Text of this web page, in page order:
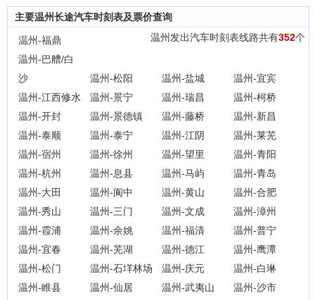
主要温州长途汽车时刻表及票价查询
温州发出汽车时刻表线路共有352个
温州-福鼎
温州-巴艚/白
沙
温州-松阳 温州-盐城
温州-宜宾
温州-江西修水
温州-景宁 温州-瑞昌
温州-柯桥
温州-开封
温州-景德镇 温州-藤桥
温州-新昌
温州-泰顺
温州-泰宁 温州-江阴
温州-莱芜
温州-宿州
温州-徐州 温州-望里
温州-青阳
温州-杭州
温州-息县 温州-马屿
温州-青岛
温州-大田
温州-阆中 温州-黄山
温州-合肥
温州-秀山
温州-三门 温州-文成
温州-漳州
温州-霞浦
温州-余姚 温州-福清
温州-普宁
温州-宜春
温州-芜湖 温州-德江
温州-鹰潭
温州-松门
温州-石垟林场 温州-庆元
温州-白琳
温州-睢县
温州-仙居 温州-武夷山
温州-沙市